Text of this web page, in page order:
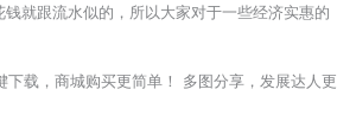
就跟流水似的，所以大家对于一些经济实惠的
载，商城购买更简单！ 多图分享，发展达人更